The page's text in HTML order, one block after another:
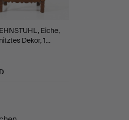
Eiche,
Dekor, 1…